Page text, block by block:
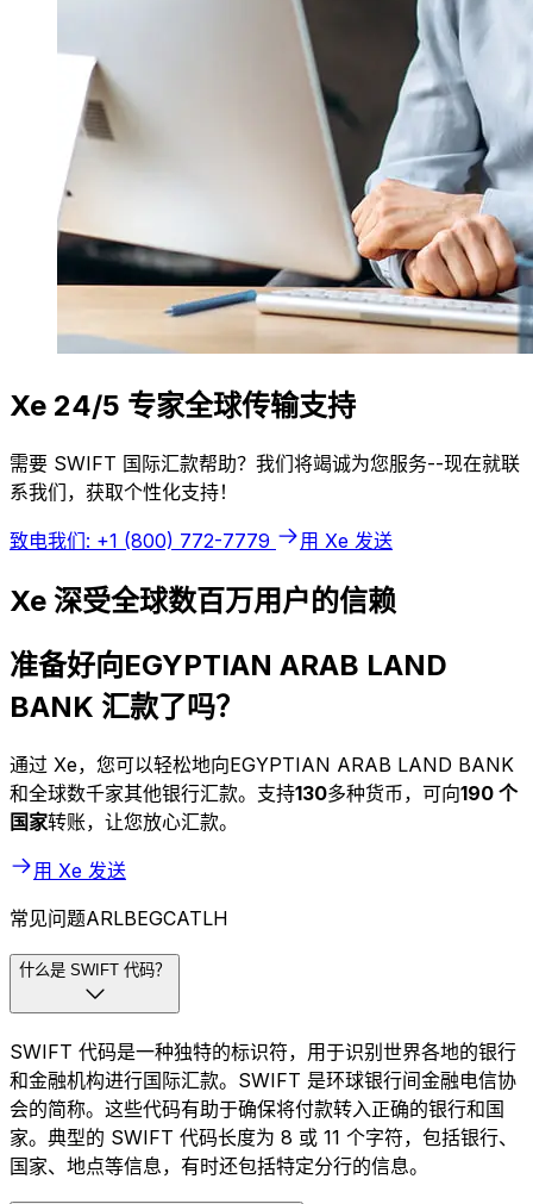
Xe 24/5 专家全球传输支持
需要 SWIFT 国际汇款帮助？我们将竭诚为您服务--现在就联
系我们，获取个性化支持！
致电我们: +1 (800) 772-7779 用 Xe 发送
Xe 深受全球数百万用户的信赖
准备好向EGYPTIAN ARAB LAND
BANK 汇款了吗？
通过 Xe，您可以轻松地向EGYPTIAN ARAB LAND BANK
和全球数千家其他银行汇款。支持130多种货币，可向190 个
国家转账，让您放心汇款。
用 Xe 发送
常见问题ARLBEGCATLH
什么是 SWIFT 代码？
SWIFT 代码是一种独特的标识符，用于识别世界各地的银行
和金融机构进行国际汇款。SWIFT 是环球银行间金融电信协
会的简称。这些代码有助于确保将付款转入正确的银行和国
家。典型的 SWIFT 代码长度为 8 或 11 个字符，包括银行、
国家、地点等信息，有时还包括特定分行的信息。